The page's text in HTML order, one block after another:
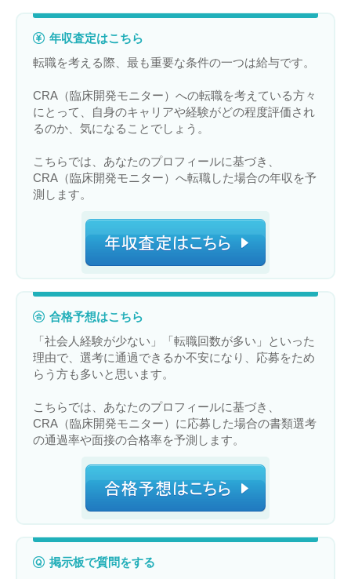
年収査定はこちら
転職を考える際、最も重要な条件の一つは給与です。
CRA（臨床開発モニター）への転職を考えている方々
にとって、自身のキャリアや経験がどの程度評価され
るのか、気になることでしょう。
こちらでは、あなたのプロフィールに基づき、
CRA（臨床開発モニター）へ転職した場合の年収を予
測します。
合格予想はこちら
「社会人経験が少ない」「転職回数が多い」といった
理由で、選考に通過できるか不安になり、応募をため
らう方も多いと思います。
こちらでは、あなたのプロフィールに基づき、
CRA（臨床開発モニター）に応募した場合の書類選考
の通過率や面接の合格率を予測します。
掲示板で質問をする